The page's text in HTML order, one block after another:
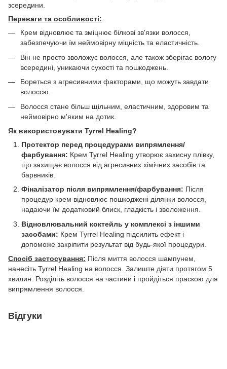
зсередини.
Переваги та особливості:
Крем відновлює та зміцнює білкові зв'язки волосся,
забезпечуючи їм неймовірну міцність та еластичність.
Він не просто зволожує волосся, але також зберігає вологу
всередині, уникаючи сухості та пошкоджень.
Бореться з агресивними факторами, що можуть завдати
волоссю.
Волосся стане більш щільним, еластичним, здоровим та
неймовірно м'яким на дотик.
Як використовувати Tyrrel Healing?
Протектор перед процедурами випрямлення/
фарбування: Крем Tyrrel Healing утворює захисну плівку,
що захищає волосся від агресивних хімічних засобів та
барвників.
Фіналізатор після випрямлення/фарбування: Після
процедур крем відновлює пошкоджені ділянки волосся,
надаючи їм додатковий блиск, гладкість і зволоження.
Відновлювальний коктейль у комплексі з іншими
засобами: Крем Tyrrel Healing підсилить ефект і
допоможе закріпити результат від будь-якої процедури.
Спосіб застосування: Після миття волосся шампунем,
нанесіть Tyrrel Healing на волосся. Залиште діяти протягом 5
хвилин. Розділіть волосся на частини і пройдіться праскою для
випрямлення волосся.
Відгуки